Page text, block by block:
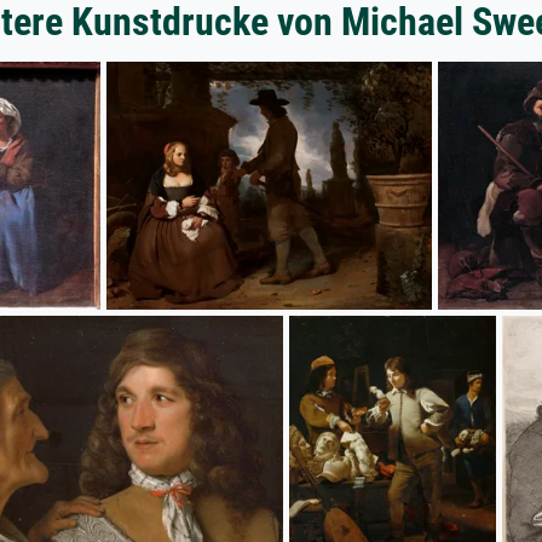
Kunstdrucke von Michael